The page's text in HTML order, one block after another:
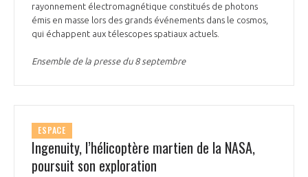
rayonnement électromagnétique constitués de photons
émis en masse lors des grands événements dans le cosmos,
qui échappent aux télescopes spatiaux actuels.
Ensemble de la presse du 8 septembre
ESPACE
Ingenuity, l’hélicoptère martien de la NASA,
poursuit son exploration